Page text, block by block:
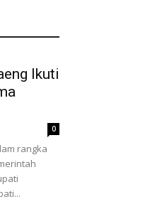
Ikuti
0
rangka